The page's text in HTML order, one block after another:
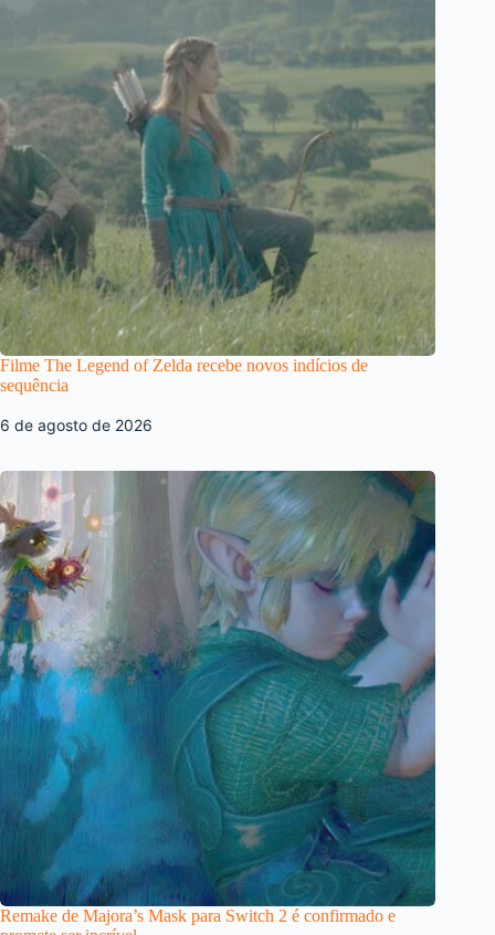
Filme The Legend of Zelda recebe novos indícios de
sequência
6 de agosto de 2026
Remake de Majora’s Mask para Switch 2 é confirmado e